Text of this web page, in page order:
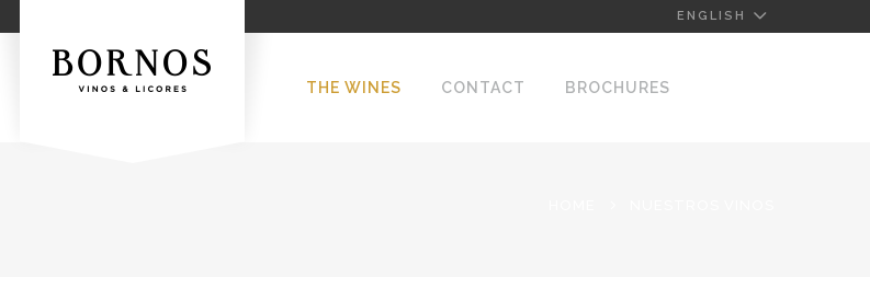
ENGLISH
THE WINES CONTACT BROCHURES